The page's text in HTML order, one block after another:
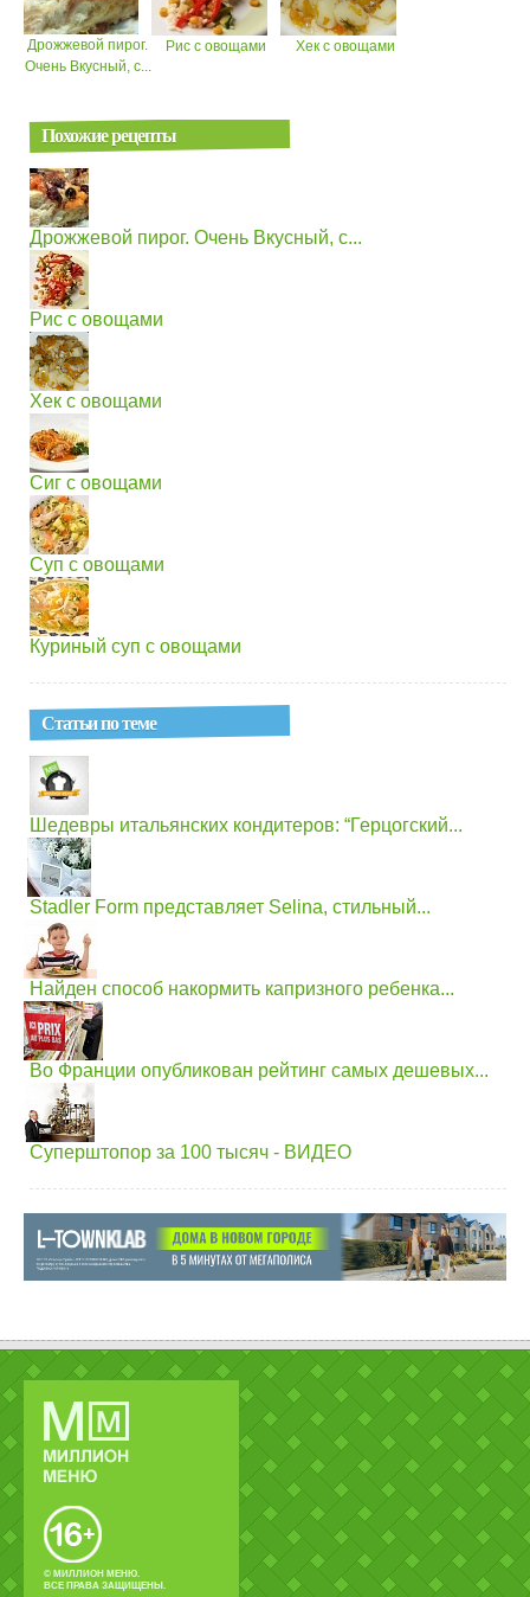
Дрожжевой пирог.
Очень Вкусный, с...
Рис с овощами Хек с овощами
Похожие рецепты
Дрожжевой пирог. Очень Вкусный, с...
Рис с овощами
Хек с овощами
Сиг с овощами
Суп с овощами
Куриный суп с овощами
Статьи по теме
Шедевры итальянских кондитеров: “Герцогский...
Stadler Form представляет Selina, стильный...
Найден способ накормить капризного ребенка...
Во Франции опубликован рейтинг самых дешевых...
Суперштопор за 100 тысяч - ВИДЕО
© МИЛЛИОН МЕНЮ.
ВСЕ ПРАВА ЗАЩИЩЕНЫ.